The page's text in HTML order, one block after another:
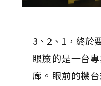
3、2、1，終於
眼簾的是一台
廊。眼前的機